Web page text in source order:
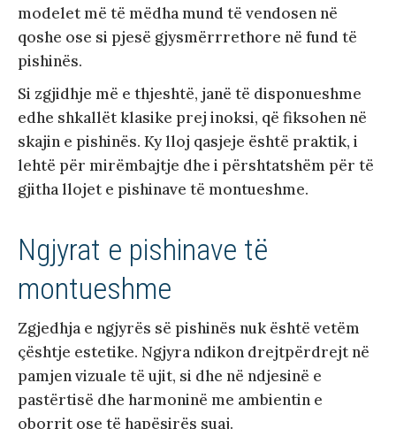
modelet më të mëdha mund të vendosen në
qoshe ose si pjesë gjysmërrrethore në fund të
pishinës.
Si zgjidhje më e thjeshtë, janë të disponueshme
edhe shkallët klasike prej inoksi, që fiksohen në
skajin e pishinës. Ky lloj qasjeje është praktik, i
lehtë për mirëmbajtje dhe i përshtatshëm për të
gjitha llojet e pishinave të montueshme.
Ngjyrat e pishinave të
montueshme
Zgjedhja e ngjyrës së pishinës nuk është vetëm
çështje estetike. Ngjyra ndikon drejtpërdrejt në
pamjen vizuale të ujit, si dhe në ndjesinë e
pastërtisë dhe harmoninë me ambientin e
oborrit ose të hapësirës suaj.